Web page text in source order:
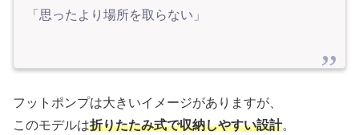
「思ったより場所を取らない」
フットポンプは大きいイメージがありますが、
このモデルは折りたたみ式で収納しやすい設計。